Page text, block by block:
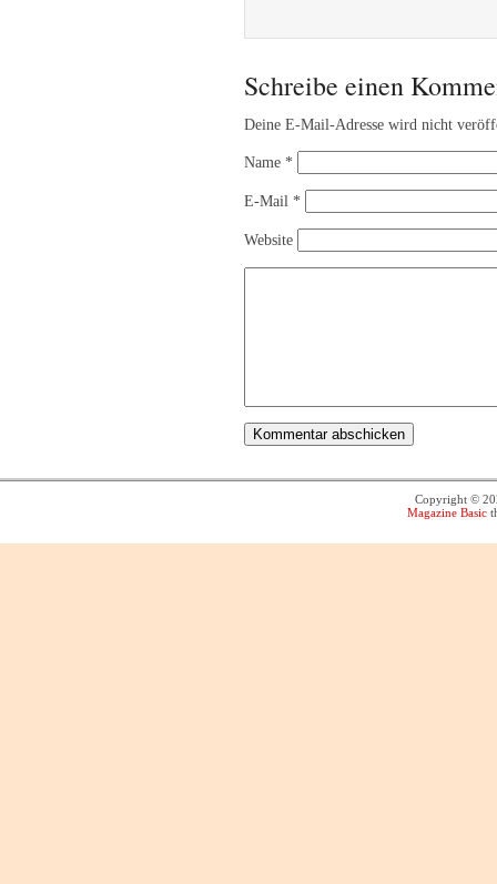
Schreibe einen
Deine E-Mail-Adresse wird nicht
Name *
E-Mail *
Website
Copyright ©
Magazine Basic